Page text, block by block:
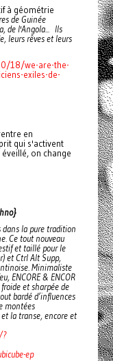
à géométrie
de Guinée
de l'Angola... Ils
leurs rêves et leurs
18/we-are-the-
exiles-de-
en
qui s'activent
on change
dans la pure tradition
Ce tout nouveau
et taillé pour le
et Ctrl Alt Supp,
Minimaliste
ENCORE & ENCOR
et sharpée de
bardé d’influences
montées
la transe, encore et
?
ep